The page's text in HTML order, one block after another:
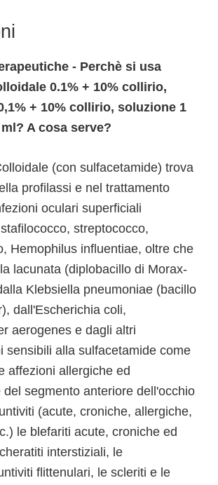
- Perchè si usa
0.1% + 10% collirio,
+ 10% collirio, soluzione 1
A cosa serve?
(con sulfacetamide) trova
profilassi e nel trattamento
oculari superficiali
streptococco,
Hemophilus influentiae, oltre che
lacunata (diplobacillo di Morax-
Klebsiella pneumoniae (bacillo
dall'Escherichia coli,
aerogenes e dagli altri
sensibili alla sulfacetamide come
affezioni allergiche ed
del segmento anteriore dell'occhio
(acute, croniche, allergiche,
le blefariti acute, croniche ed
interstiziali, le
flittenulari, le scleriti e le